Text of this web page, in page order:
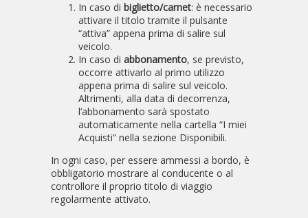
In caso di biglietto/carnet: è necessario
attivare il titolo tramite il pulsante
“attiva” appena prima di salire sul
veicolo.
In caso di abbonamento, se previsto,
occorre attivarlo al primo utilizzo
appena prima di salire sul veicolo.
Altrimenti, alla data di decorrenza,
l’abbonamento sarà spostato
automaticamente nella cartella “I miei
Acquisti” nella sezione Disponibili.
In ogni caso, per essere ammessi a bordo, è
obbligatorio mostrare al conducente o al
controllore il proprio titolo di viaggio
regolarmente attivato.